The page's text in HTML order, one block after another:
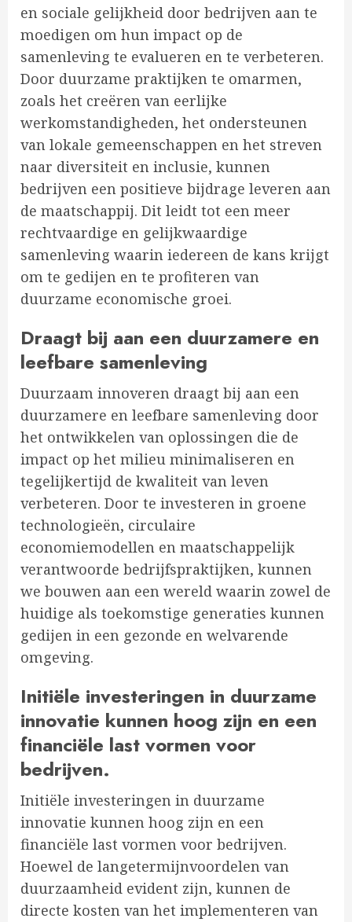
en sociale gelijkheid door bedrijven aan te
moedigen om hun impact op de
samenleving te evalueren en te verbeteren.
Door duurzame praktijken te omarmen,
zoals het creëren van eerlijke
werkomstandigheden, het ondersteunen
van lokale gemeenschappen en het streven
naar diversiteit en inclusie, kunnen
bedrijven een positieve bijdrage leveren aan
de maatschappij. Dit leidt tot een meer
rechtvaardige en gelijkwaardige
samenleving waarin iedereen de kans krijgt
om te gedijen en te profiteren van
duurzame economische groei.
Draagt bij aan een duurzamere en
leefbare samenleving
Duurzaam innoveren draagt bij aan een
duurzamere en leefbare samenleving door
het ontwikkelen van oplossingen die de
impact op het milieu minimaliseren en
tegelijkertijd de kwaliteit van leven
verbeteren. Door te investeren in groene
technologieën, circulaire
economiemodellen en maatschappelijk
verantwoorde bedrijfspraktijken, kunnen
we bouwen aan een wereld waarin zowel de
huidige als toekomstige generaties kunnen
gedijen in een gezonde en welvarende
omgeving.
Initiële investeringen in duurzame
innovatie kunnen hoog zijn en een
financiële last vormen voor
bedrijven.
Initiële investeringen in duurzame
innovatie kunnen hoog zijn en een
financiële last vormen voor bedrijven.
Hoewel de langetermijnvoordelen van
duurzaamheid evident zijn, kunnen de
directe kosten van het implementeren van